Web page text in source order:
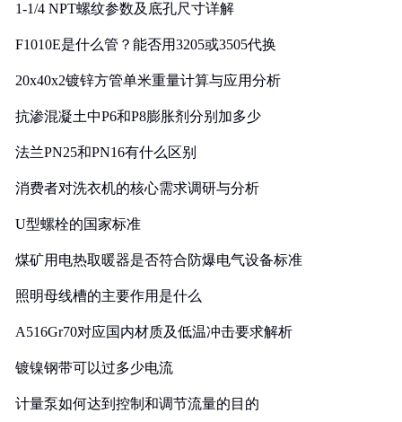
1-1/4 NPT螺纹参数及底孔尺寸详解
F1010E是什么管？能否用3205或3505代换
20x40x2镀锌方管单米重量计算与应用分析
抗渗混凝土中P6和P8膨胀剂分别加多少
法兰PN25和PN16有什么区别
消费者对洗衣机的核心需求调研与分析
U型螺栓的国家标准
煤矿用电热取暖器是否符合防爆电气设备标准
照明母线槽的主要作用是什么
A516Gr70对应国内材质及低温冲击要求解析
镀镍钢带可以过多少电流
计量泵如何达到控制和调节流量的目的